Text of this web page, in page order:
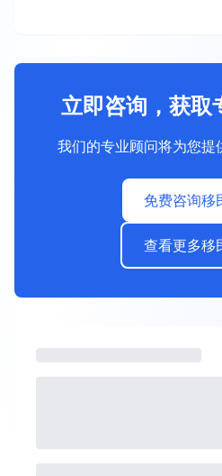
立即咨询，获取
我们的专业顾问将为您提
免费咨询移
查看更多移